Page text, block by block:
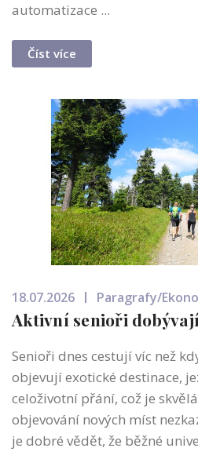
automatizace ...
Číst více
18.07.2026 Paragrafy/
Aktivní senioři dobývají
Senioři dnes cestují víc než
objevují exotické destinace,
celoživotní přání, což je
objevování nových míst
je dobré vědět, že běžné